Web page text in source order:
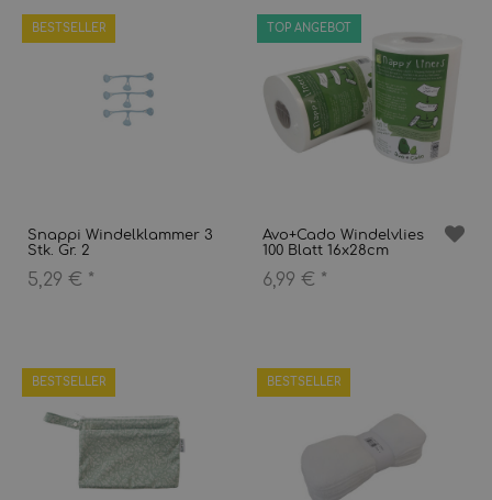
BESTSELLER
Snappi Windelklammer 3
Stk. Gr. 2
5,29 € *
TOP ANGEBOT
Avo+Cado Windelvlies
100 Blatt 16x28cm
6,99 € *
BESTSELLER BESTSELLER